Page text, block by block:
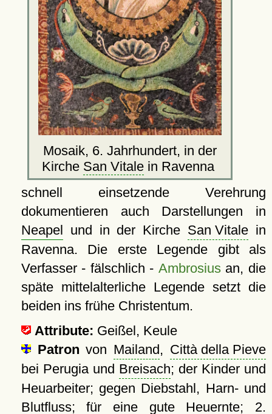
Mosaik, 6. Jahrhundert, in der
Kirche San Vitalein Ravenna
schnell einsetzende Verehrung
dokumentieren auch Darstellungen in
Neapel und in der Kirche San Vitale in
Ravenna. Die erste Legende gibt als
Verfasser - fälschlich - Ambrosiusan, die
späte mittelalterliche Legende setzt die
beiden ins frühe Christentum.
Attribute: Geißel, Keule
Patron von Mailand, Città della Pieve
bei Perugia und Breisach; der Kinder und
Heuarbeiter; gegen Diebstahl, Harn- und
Blutfluss; für eine gute Heuernte; 2.